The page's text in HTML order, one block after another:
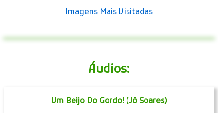
Imagens Mais Visitadas
Áudios:
Um Beijo Do Gordo! (Jô Soares)